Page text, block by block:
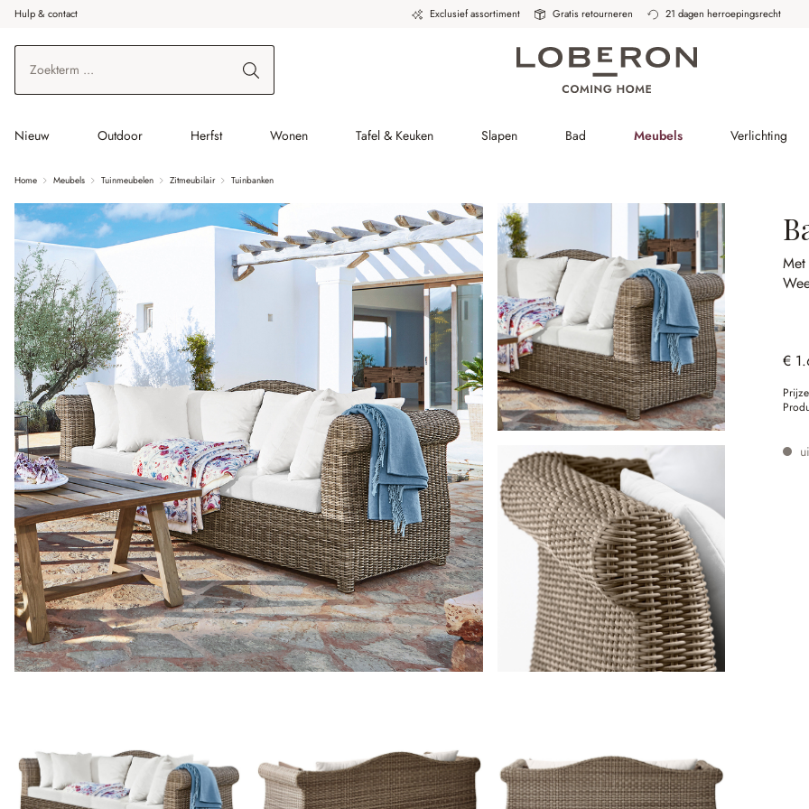
de hoofdinhoud
Ga naar zoeken
Ga naar de hoofdnavigatie
Hulp & contact Exclusief assortiment Gratis retourneren 21 dagen herroepingsrecht
Nieuw Outdoor Herfst Wonen Tafel & Keuken Slapen Bad Meubels Verlichting
Home Meubels Tuinmeubelen Zitmeubilair Tuinbanken
€